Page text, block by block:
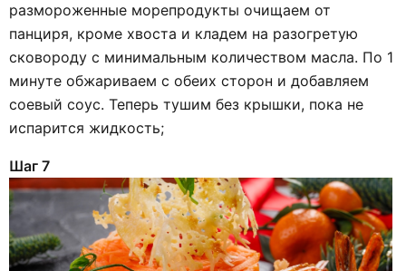
размороженные морепродукты очищаем от
панциря, кроме хвоста и кладем на разогретую
сковороду с минимальным количеством масла. По 1
минуте обжариваем с обеих сторон и добавляем
соевый соус. Теперь тушим без крышки, пока не
испарится жидкость;
Шаг 7